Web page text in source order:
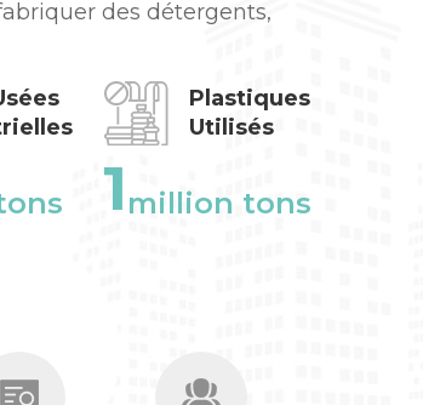
des détergents,
Plastiques
Utilisés
1 million tons